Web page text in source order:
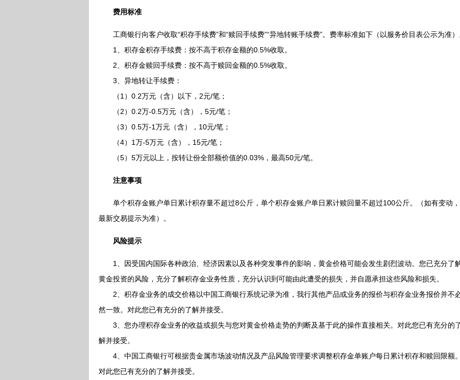
费用标准
工商银行向客户收取“积存手续费”和“赎回手续费”“异地转账手续费”。费率标准如下（以服务价目表公示为准）
1、积存金积存手续费：按不高于积存金额的0.5%收取。
2、积存金赎回手续费：按不高于赎回金额的0.5%收取。
3、异地转让手续费：
（1）0.2万元（含）以下，2元/笔；
（2）0.2万-0.5万元（含），5元/笔；
（3）0.5万-1万元（含），10元/笔；
（4）1万-5万元（含），15元/笔；
（5）5万元以上，按转让份全部额价值的0.03%，最高50元/笔。
注意事项
单个积存金账户单日累计积存量不超过8公斤，单个积存金账户单日累计赎回量不超过100公斤。（如有变动
最新交易提示为准）。
风险提示
1、因受国内国际各种政治、经济因素以及各种突发事件的影响，黄金价格可能会发生剧烈波动。您已充分了
黄金投资的风险，充分了解积存金业务性质，充分认识到可能由此遭受的损失，并自愿承担这些风险和损失。
2、积存金业务的成交价格以中国工商银行系统记录为准，我行其他产品或业务的报价与积存金业务报价并不
然一致。对此您已有充分的了解并接受。
3、您办理积存金业务的收益或损失与您对黄金价格走势的判断及基于此的操作直接相关。对此您已有充分的
解并接受。
4、中国工商银行可根据贵金属市场波动情况及产品风险管理要求调整积存金单账户每日累计积存和赎回限额。
对此您已有充分的了解并接受。